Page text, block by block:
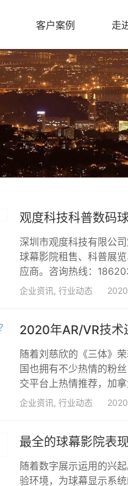
客户案例 走
观度科技科普数码
深圳市观度科技有限公
球幕影院租售、科普展
应商。咨询热线：
企业资讯 , 行业动态
2020年AR/VR技术
随着刘慈欣的《三体》
国也拥有不少热情的粉
交平台上热情推荐，加
企业资讯 , 行业动态
最全的球幕影院表
随着数字展示运用的兴
验环境，为球幕显示系